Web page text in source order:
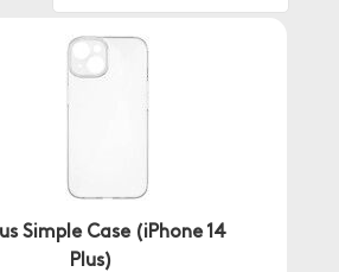
Simple Case (iPhone 14
Plus)